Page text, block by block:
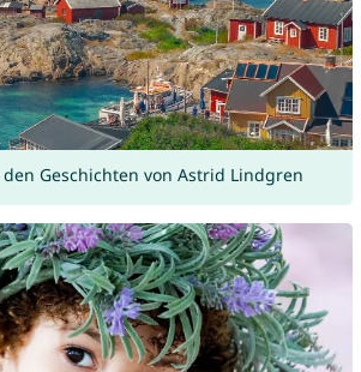
Geschichten von Astrid Lindgren